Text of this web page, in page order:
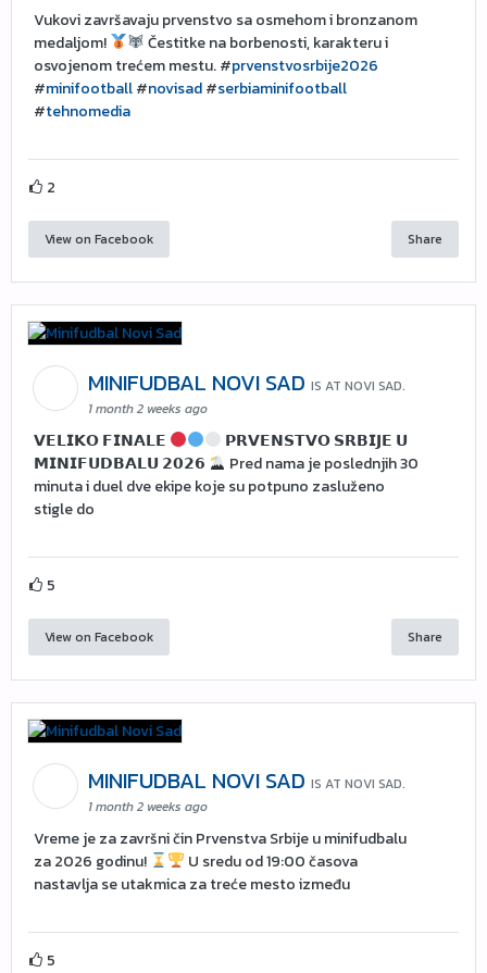
Vukovi završavaju prvenstvo sa osmehom i bronzanom
medaljom!
Čestitke na borbenosti, karakteru i
osvojenom trećem mestu. #prvenstvosrbije2026
#minifootball#novisad#serbiaminifootball
#tehnomedia
2
View on Facebook Share
MINIFUDBAL NOVI SAD IS AT NOVI SAD.
1 month 2 weeks ago
𝗩𝗘𝗟𝗜𝗞𝗢 𝗙𝗜𝗡𝗔𝗟𝗘
𝗣𝗥𝗩𝗘𝗡𝗦𝗧𝗩𝗢 𝗦𝗥𝗕𝗜𝗝𝗘 𝗨
𝗠𝗜𝗡𝗜𝗙𝗨𝗗𝗕𝗔𝗟𝗨 𝟮𝟬𝟮𝟲
Pred nama je poslednjih 30
minuta i duel dve ekipe koje su potpuno zasluženo
stigle do
5
View on Facebook Share
MINIFUDBAL NOVI SAD IS AT NOVI SAD.
1 month 2 weeks ago
Vreme je za završni čin Prvenstva Srbije u minifudbalu
za 2026 godinu!
U sredu od 19:00 časova
nastavlja se utakmica za treće mesto između
5